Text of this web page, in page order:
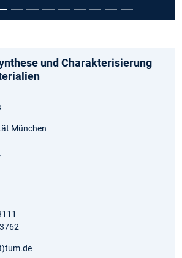
und Charakterisierung
München